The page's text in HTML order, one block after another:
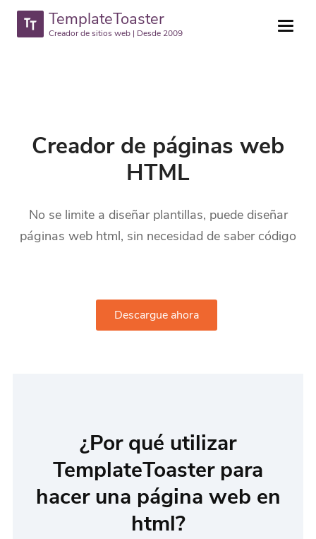
TemplateToaster
Creador de sitios web | Desde 2009
Creador de páginas web
HTML
No se limite a diseñar plantillas, puede diseñar
páginas web html, sin necesidad de saber código
Descargue ahora
¿Por qué utilizar
TemplateToaster para
hacer una página web en
html?